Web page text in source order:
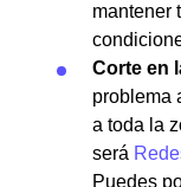
mantener
Corte en
problema
a toda la
será
Puedes